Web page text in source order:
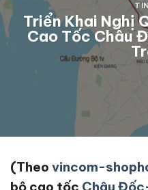
Triển Khai Nghị
Cao Tốc Châu
(Theo vincom-
bộ cao tốc Châu